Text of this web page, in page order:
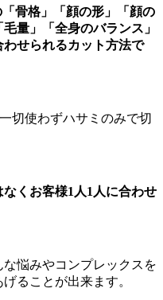
骨格」「顔の形」「顔の
量」「全身のバランス」
わせられるカット方法で
切使わずハサミのみで切
くお客様1人1人に合わせ
悩みやコンプレックスを
ることが出来ます。